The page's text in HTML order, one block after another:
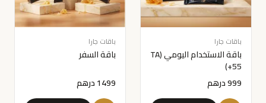
باقات جارا
باقة الاستخدام اليومي (TA
55+)
999درهم
باقات جارا
باقة السفر
1499درهم